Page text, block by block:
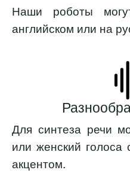
Наши роботы
английском или на
Для синтеза речи
или женский
акцентом.